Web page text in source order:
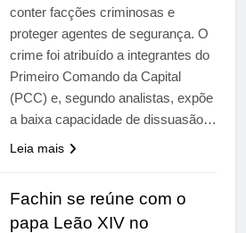
conter facções criminosas e
proteger agentes de segurança. O
crime foi atribuído a integrantes do
Primeiro Comando da Capital
(PCC) e, segundo analistas, expõe
a baixa capacidade de dissuasão…
Leia mais
Fachin se reúne com o
papa Leão XIV no